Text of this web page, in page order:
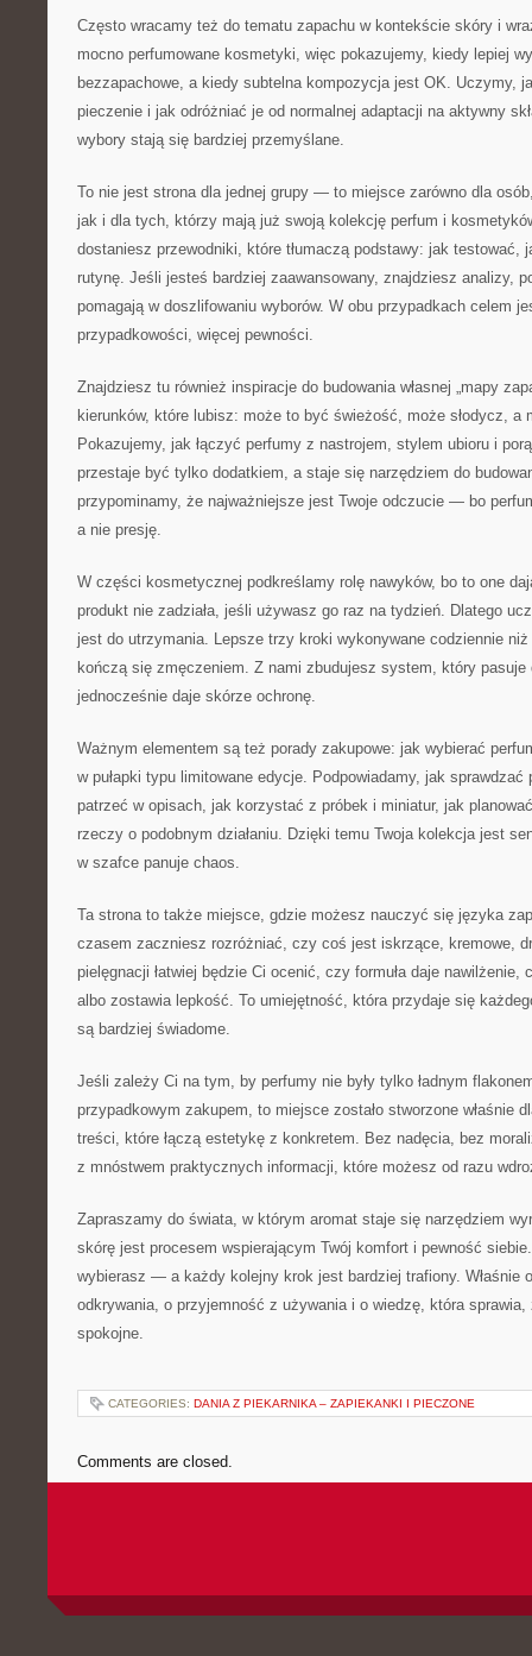
Często wracamy też do tematu zapachu w kontekście skóry i
mocno perfumowane kosmetyki, więc pokazujemy, kiedy lepiej
bezzapachowe, a kiedy subtelna kompozycja jest OK. Uczymy,
pieczenie i jak odróżniać je od normalnej adaptacji na aktywny
wybory stają się bardziej przemyślane.
To nie jest strona dla jednej grupy — to miejsce zarówno dla
jak i dla tych, którzy mają już swoją kolekcję perfum i
dostaniesz przewodniki, które tłumaczą podstawy: jak testować,
rutynę. Jeśli jesteś bardziej zaawansowany, znajdziesz analizy,
pomagają w doszlifowaniu wyborów. W obu przypadkach celem
przypadkowości, więcej pewności.
Znajdziesz tu również inspiracje do budowania własnej „mapy
kierunków, które lubisz: może to być świeżość, może słodycz, a
Pokazujemy, jak łączyć perfumy z nastrojem, stylem ubioru i
przestaje być tylko dodatkiem, a staje się narzędziem do
przypominamy, że najważniejsze jest Twoje odczucie — bo
a nie presję.
W części kosmetycznej podkreślamy rolę nawyków, bo to one
produkt nie zadziała, jeśli używasz go raz na tydzień. Dlatego
jest do utrzymania. Lepsze trzy kroki wykonywane codziennie
kończą się zmęczeniem. Z nami zbudujesz system, który pasuje
jednocześnie daje skórze ochronę.
Ważnym elementem są też porady zakupowe: jak wybierać
w pułapki typu limitowane edycje. Podpowiadamy, jak
patrzeć w opisach, jak korzystać z próbek i miniatur, jak
rzeczy o podobnym działaniu. Dzięki temu Twoja kolekcja jest
w szafce panuje chaos.
Ta strona to także miejsce, gdzie możesz nauczyć się języka
czasem zaczniesz rozróżniać, czy coś jest iskrzące, kremowe,
pielęgnacji łatwiej będzie Ci ocenić, czy formuła daje
albo zostawia lepkość. To umiejętność, która przydaje się
są bardziej świadome.
Jeśli zależy Ci na tym, by perfumy nie były tylko ładnym
przypadkowym zakupem, to miejsce zostało stworzone właśnie
treści, które łączą estetykę z konkretem. Bez nadęcia, bez
z mnóstwem praktycznych informacji, które możesz od razu
Zapraszamy do świata, w którym aromat staje się narzędziem
skórę jest procesem wspierającym Twój komfort i pewność
wybierasz — a każdy kolejny krok jest bardziej trafiony. Właśnie
odkrywania, o przyjemność z używania i o wiedzę, która
spokojne.
CATEGORIES: DANIA Z PIEKARNIKA – ZAPIEKANKI I PIECZONE
Comments are closed.